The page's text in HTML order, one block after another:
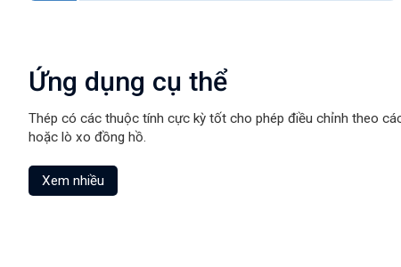
Ứng dụng cụ thể
Thép có các thuộc tính cực kỳ tốt cho phép điều chỉnh theo
hoặc lò xo đồng hồ.
Xem nhiều